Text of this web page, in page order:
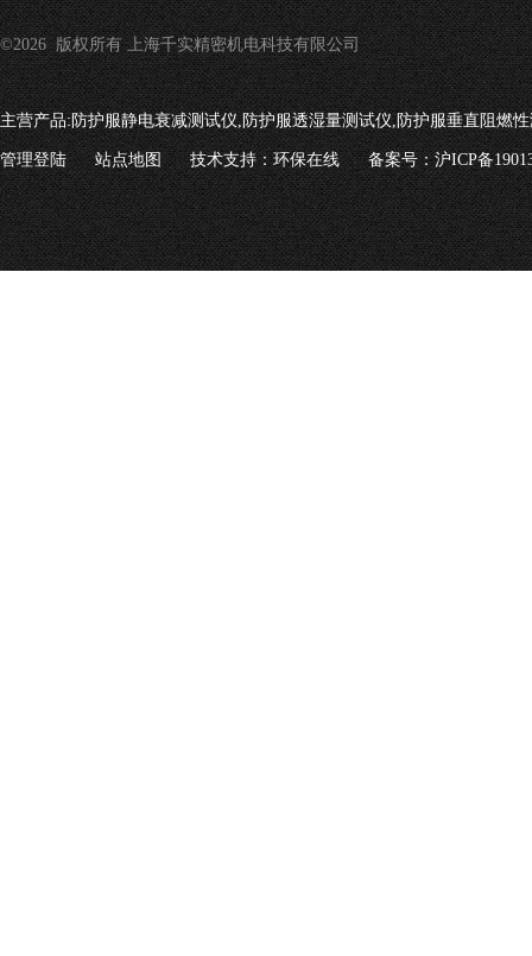
©2026 版权所有 上海千实精密机电科技有限公司
主营产品:防护服静电衰减测试仪,防护服透湿量测试仪,防护服垂直阻燃
管理登陆 站点地图 技术支持：环保在线 备案号：沪ICP备